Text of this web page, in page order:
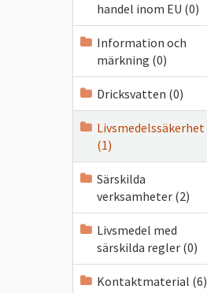
handel inom EU (0)
Information och
märkning (0)
Dricksvatten (0)
Livsmedelssäkerhet
(1)
Särskilda
verksamheter (2)
Livsmedel med
särskilda regler (0)
Kontaktmaterial (6)